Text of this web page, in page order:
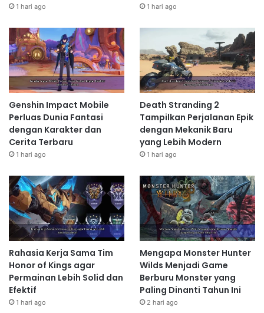
1 hari ago 1 hari ago
Genshin Impact Mobile
Perluas Dunia Fantasi
dengan Karakter dan
Cerita Terbaru
1 hari ago
Death Stranding 2
Tampilkan Perjalanan Epik
dengan Mekanik Baru
yang Lebih Modern
1 hari ago
Rahasia Kerja Sama Tim
Honor of Kings agar
Permainan Lebih Solid dan
Efektif
1 hari ago
Mengapa Monster Hunter
Wilds Menjadi Game
Berburu Monster yang
Paling Dinanti Tahun Ini
2 hari ago